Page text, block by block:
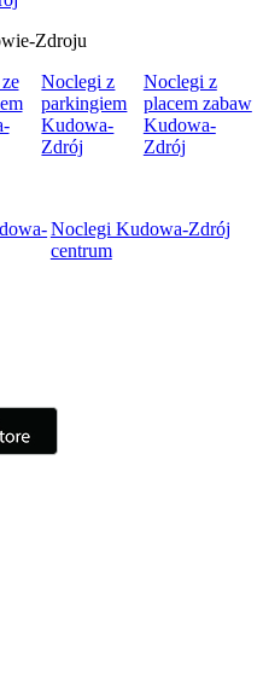
Zdroju
Noclegi z
parkingiem
Kudowa-
Zdrój
Noclegi z
placem zabaw
Kudowa-
Zdrój
Noclegi Kudowa-Zdrój
centrum